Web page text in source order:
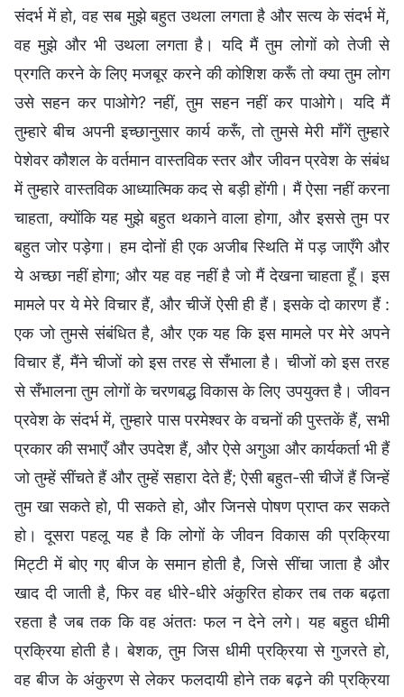
संदर्भ में हो, वह सब मुझे बहुत उथला लगता है और सत्य के संदर्भ में,
वह मुझे और भी उथला लगता है। यदि मैं तुम लोगों को तेजी से
प्रगति करने के लिए मजबूर करने की कोशिश करूँ तो क्या तुम लोग
उसे सहन कर पाओगे? नहीं, तुम सहन नहीं कर पाओगे। यदि मैं
तुम्हारे बीच अपनी इच्छानुसार कार्य करूँ, तो तुमसे मेरी माँगें तुम्हारे
पेशेवर कौशल के वर्तमान वास्तविक स्तर और जीवन प्रवेश के संबंध
में तुम्हारे वास्तविक आध्यात्मिक कद से बड़ी होंगी। मैं ऐसा नहीं करना
चाहता, क्योंकि यह मुझे बहुत थकाने वाला होगा, और इससे तुम पर
बहुत जोर पड़ेगा। हम दोनों ही एक अजीब स्थिति में पड़ जाएँगे और
ये अच्छा नहीं होगा; और यह वह नहीं है जो मैं देखना चाहता हूँ। इस
मामले पर ये मेरे विचार हैं, और चीजें ऐसी ही हैं। इसके दो कारण हैं :
एक जो तुमसे संबंधित है, और एक यह कि इस मामले पर मेरे अपने
विचार हैं, मैंने चीजों को इस तरह से सँभाला है। चीजों को इस तरह
से सँभालना तुम लोगों के चरणबद्ध विकास के लिए उपयुक्त है। जीवन
प्रवेश के संदर्भ में, तुम्हारे पास परमेश्वर के वचनों की पुस्तकें हैं, सभी
प्रकार की सभाएँ और उपदेश हैं, और ऐसे अगुआ और कार्यकर्ता भी हैं
जो तुम्हें सींचते हैं और तुम्हें सहारा देते हैं; ऐसी बहुत-सी चीजें हैं जिन्हें
तुम खा सकते हो, पी सकते हो, और जिनसे पोषण प्राप्त कर सकते
हो। दूसरा पहलू यह है कि लोगों के जीवन विकास की प्रक्रिया
मिट्टी में बोए गए बीज के समान होती है, जिसे सींचा जाता है और
खाद दी जाती है, फिर वह धीरे-धीरे अंकुरित होकर तब तक बढ़ता
रहता है जब तक कि वह अंततः फल न देने लगे। यह बहुत धीमी
प्रक्रिया होती है। बेशक, तुम जिस धीमी प्रक्रिया से गुजरते हो,
वह बीज के अंकुरण से लेकर फलदायी होने तक बढ़ने की प्रक्रिया